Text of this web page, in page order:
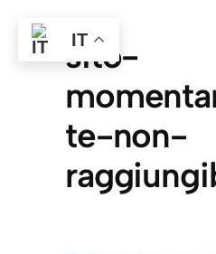
sito-
te-non-
IT